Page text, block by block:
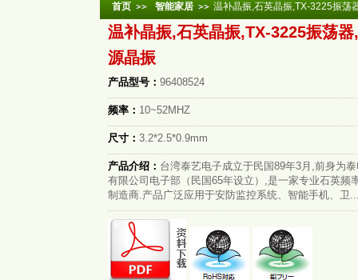
首页 智能家居 温补晶振,石英晶振,TX-3225振荡
温补晶振,石英晶振,TX-3225振荡
源晶振
产品型号： 96408524
频率： 10~52MHZ
尺寸： 3.2*2.5*0.9mm
产品介绍： 台湾泰艺电子成立于民国89年3月,前身为
有限公司电子部（民国65年设立）,是一家专业石英频
制造商.产品广泛应用于安防监控系统、智能手机、卫